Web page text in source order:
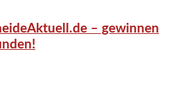
– gewinnen